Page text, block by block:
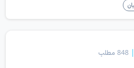
| 848 مطلب